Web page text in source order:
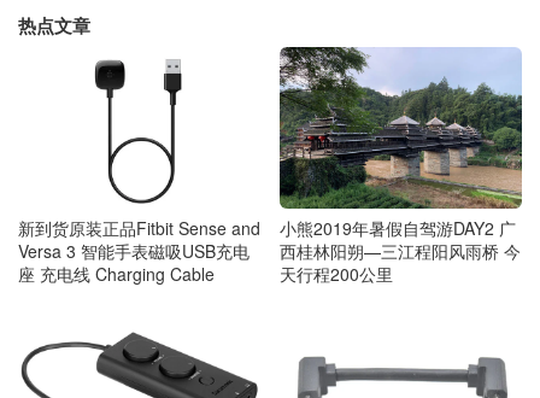
热点文章
新到货原装正品Fitbit Sense and
Versa 3 智能手表磁吸USB充电
座 充电线 Charging Cable
小熊2019年暑假自驾游DAY2 广
西桂林阳朔—三江程阳风雨桥 今
天行程200公里